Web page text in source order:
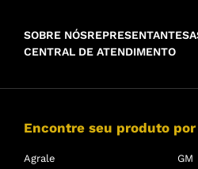
SOBRE NÓSREPRESENTANTES
CENTRAL DE ATENDIMENTO
Encontre seu produto
Agrale
GM